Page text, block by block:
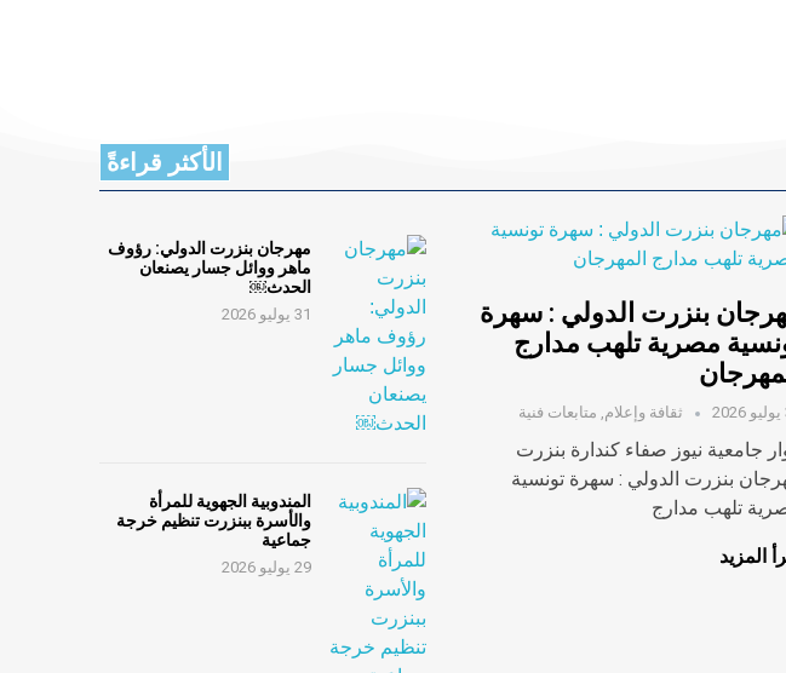
الأكثر قراءةً
بنزرت الدولي : سهرة
مصرية تلهب مدارج
ثقافة وإعلام, متابعات فنية
جامعية نيوز صفاء كندارة بنزرت
بنزرت الدولي : سهرة تونسية
تلهب مدارج
المزيد
مهرجان بنزرت الدولي: رؤوف
ماهر ووائل جسار يصنعان
الحدث￼
31 يوليو 2026
المندوبية الجهوية للمرأة
والأسرة ببنزرت تنظيم خرجة
جماعية
29 يوليو 2026